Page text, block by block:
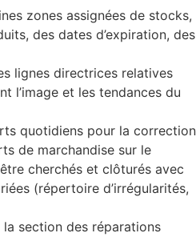
zones assignées de stocks,
des dates d’expiration, des
lignes directrices relatives
l’image et les tendances du
quotidiens pour la correction
de marchandise sur le
cherchés et clôturés avec
(répertoire d’irrégularités,
section des réparations